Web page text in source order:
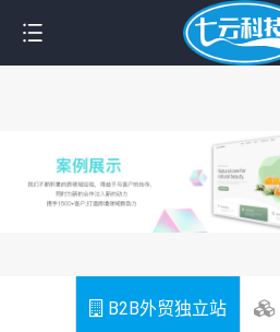
B2B外贸独立站